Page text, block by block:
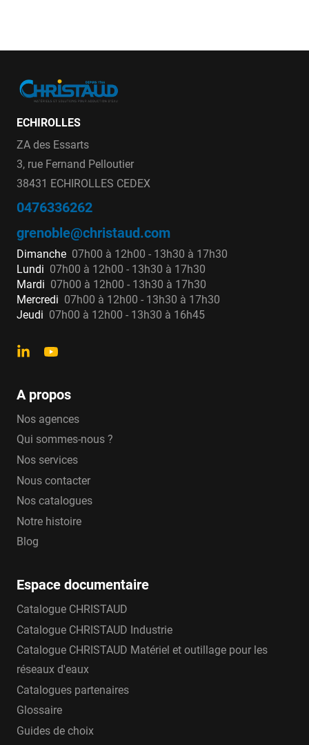
ECHIROLLES
ZA des Essarts
3, rue Fernand Pelloutier
38431 ECHIROLLES CEDEX
0476336262
grenoble@christaud.com
Dimanche 07h00 à 12h00 - 13h30 à 17h30
Lundi 07h00 à 12h00 - 13h30 à 17h30
Mardi 07h00 à 12h00 - 13h30 à 17h30
Mercredi 07h00 à 12h00 - 13h30 à 17h30
Jeudi 07h00 à 12h00 - 13h30 à 16h45
A propos
Nos agences
Qui sommes-nous ?
Nos services
Nous contacter
Nos catalogues
Notre histoire
Blog
Espace documentaire
Catalogue CHRISTAUD
Catalogue CHRISTAUD Industrie
Catalogue CHRISTAUD Matériel et outillage pour les
réseaux d'eaux
Catalogues partenaires
Glossaire
Guides de choix